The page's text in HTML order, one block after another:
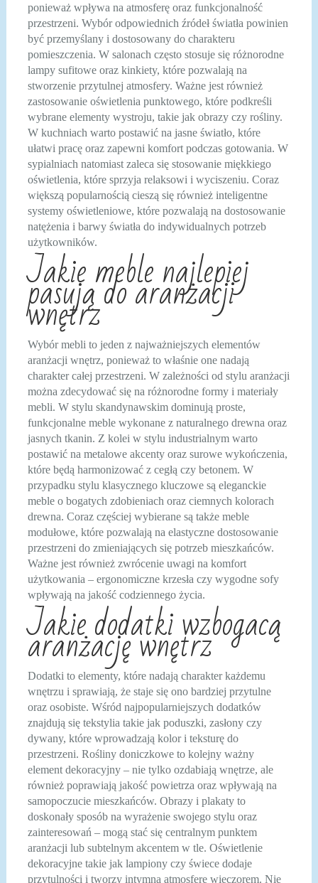
ponieważ wpływa na atmosferę oraz funkcjonalność
przestrzeni. Wybór odpowiednich źródeł światła powinien
być przemyślany i dostosowany do charakteru
pomieszczenia. W salonach często stosuje się różnorodne
lampy sufitowe oraz kinkiety, które pozwalają na
stworzenie przytulnej atmosfery. Ważne jest również
zastosowanie oświetlenia punktowego, które podkreśli
wybrane elementy wystroju, takie jak obrazy czy rośliny.
W kuchniach warto postawić na jasne światło, które
ułatwi pracę oraz zapewni komfort podczas gotowania. W
sypialniach natomiast zaleca się stosowanie miękkiego
oświetlenia, które sprzyja relaksowi i wyciszeniu. Coraz
większą popularnością cieszą się również inteligentne
systemy oświetleniowe, które pozwalają na dostosowanie
natężenia i barwy światła do indywidualnych potrzeb
użytkowników.
Jakie meble najlepiej
pasują do aranżacji
wnętrz
Wybór mebli to jeden z najważniejszych elementów
aranżacji wnętrz, ponieważ to właśnie one nadają
charakter całej przestrzeni. W zależności od stylu aranżacji
można zdecydować się na różnorodne formy i materiały
mebli. W stylu skandynawskim dominują proste,
funkcjonalne meble wykonane z naturalnego drewna oraz
jasnych tkanin. Z kolei w stylu industrialnym warto
postawić na metalowe akcenty oraz surowe wykończenia,
które będą harmonizować z cegłą czy betonem. W
przypadku stylu klasycznego kluczowe są eleganckie
meble o bogatych zdobieniach oraz ciemnych kolorach
drewna. Coraz częściej wybierane są także meble
modułowe, które pozwalają na elastyczne dostosowanie
przestrzeni do zmieniających się potrzeb mieszkańców.
Ważne jest również zwrócenie uwagi na komfort
użytkowania – ergonomiczne krzesła czy wygodne sofy
wpływają na jakość codziennego życia.
Jakie dodatki wzbogacą
aranżację wnętrz
Dodatki to elementy, które nadają charakter każdemu
wnętrzu i sprawiają, że staje się ono bardziej przytulne
oraz osobiste. Wśród najpopularniejszych dodatków
znajdują się tekstylia takie jak poduszki, zasłony czy
dywany, które wprowadzają kolor i teksturę do
przestrzeni. Rośliny doniczkowe to kolejny ważny
element dekoracyjny – nie tylko ozdabiają wnętrze, ale
również poprawiają jakość powietrza oraz wpływają na
samopoczucie mieszkańców. Obrazy i plakaty to
doskonały sposób na wyrażenie swojego stylu oraz
zainteresowań – mogą stać się centralnym punktem
aranżacji lub subtelnym akcentem w tle. Oświetlenie
dekoracyjne takie jak lampiony czy świece dodaje
przytulności i tworzy intymną atmosferę wieczorem. Nie